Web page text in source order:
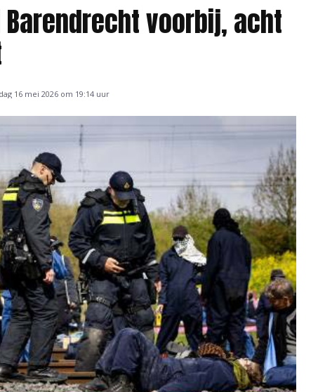
voorbij, acht
16 mei 2026 om 19:14 uur